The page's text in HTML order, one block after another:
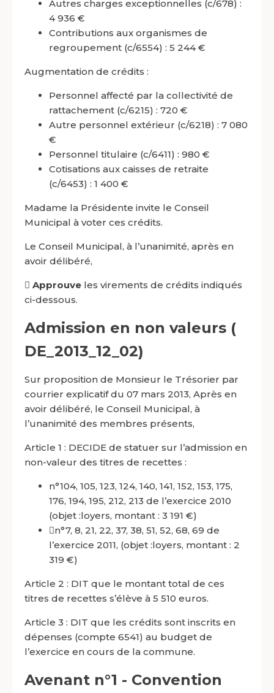
Autres charges exceptionnelles (c/678) :
4 936 €
Contributions aux organismes de
regroupement (c/6554) : 5 244 €
Augmentation de crédits :
Personnel affecté par la collectivité de
rattachement (c/6215) : 720 €
Autre personnel extérieur (c/6218) : 7 080
€
Personnel titulaire (c/6411) : 980 €
Cotisations aux caisses de retraite
(c/6453) : 1 400 €
Madame la Présidente invite le Conseil
Municipal à voter ces crédits.
Le Conseil Municipal, à l’unanimité, après en
avoir délibéré,
 Approuve les virements de crédits indiqués
ci-dessous.
Admission en non valeurs (
DE_2013_12_02)
Sur proposition de Monsieur le Trésorier par
courrier explicatif du 07 mars 2013, Après en
avoir délibéré, le Conseil Municipal, à
l’unanimité des membres présents,
Article 1 : DECIDE de statuer sur l’admission en
non-valeur des titres de recettes :
n°104, 105, 123, 124, 140, 141, 152, 153, 175,
176, 194, 195, 212, 213 de l’exercice 2010
(objet :loyers, montant : 3 191 €)
n°7, 8, 21, 22, 37, 38, 51, 52, 68, 69 de
l’exercice 2011, (objet :loyers, montant : 2
319 €)
Article 2 : DIT que le montant total de ces
titres de recettes s’élève à 5 510 euros.
Article 3 : DIT que les crédits sont inscrits en
dépenses (compte 6541) au budget de
l’exercice en cours de la commune.
Avenant n°1 - Convention